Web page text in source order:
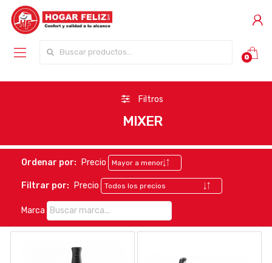
0
Filtros
MIXER
Ordenar por: Precio
Filtrar por: Precio
Marca